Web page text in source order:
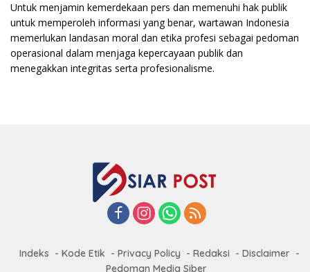
Untuk menjamin kemerdekaan pers dan memenuhi hak publik
untuk memperoleh informasi yang benar, wartawan Indonesia
memerlukan landasan moral dan etika profesi sebagai pedoman
operasional dalam menjaga kepercayaan publik dan
menegakkan integritas serta profesionalisme.
Indeks Kode Etik Privacy Policy Redaksi
Disclaimer
Pedoman Media Siber